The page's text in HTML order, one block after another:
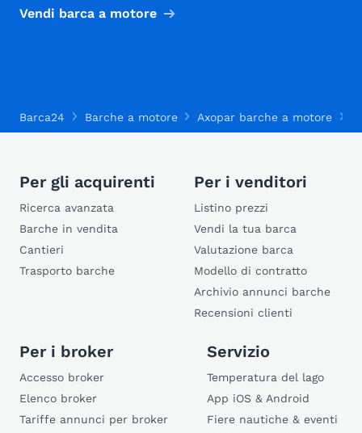
Vendi barca a motore
Barca24 Barche a motore Axopar barche a motore
Per gli acquirenti
Ricerca avanzata
Barche in vendita
Cantieri
Trasporto barche
Per i venditori
Listino prezzi
Vendi la tua barca
Valutazione barca
Modello di contratto
Archivio annunci barche
Recensioni clienti
Per i broker
Accesso broker
Elenco broker
Tariffe annunci per broker
Servizio
Temperatura del lago
App iOS & Android
Fiere nautiche & eventi